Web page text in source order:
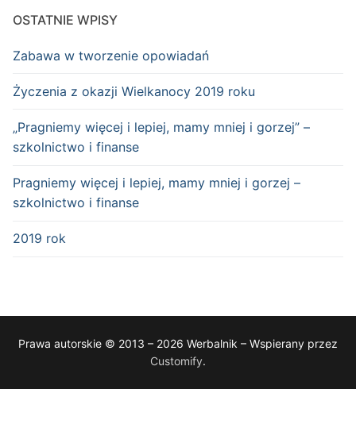
OSTATNIE WPISY
Zabawa w tworzenie opowiadań
Życzenia z okazji Wielkanocy 2019 roku
„Pragniemy więcej i lepiej, mamy mniej i gorzej” –
szkolnictwo i finanse
Pragniemy więcej i lepiej, mamy mniej i gorzej –
szkolnictwo i finanse
2019 rok
Prawa autorskie © 2013 – 2026 Werbalnik – Wspierany przez
Customify.